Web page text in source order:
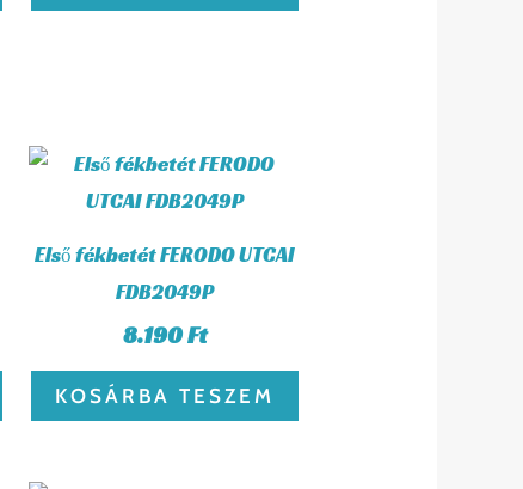
Első fékbetét FERODO UTCAI
FDB2049P
8.190Ft
KOSÁRBA TESZEM